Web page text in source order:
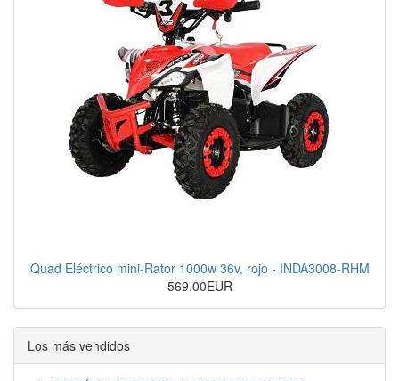
Quad Eléctrico mini-Rator 1000w 36v, rojo - INDA3008-RHM
569.00EUR
Los más vendidos